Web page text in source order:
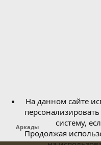
Аркады
На данном сайте
систему,
Продолжая